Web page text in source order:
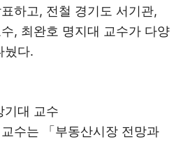
하고, 전철 경기도 서기관,
, 최완호 명지대 교수가 다양
눴다.
기대 교수
수는 「부동산시장 전망과